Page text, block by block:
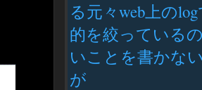
る元々web上の
的を絞っている
いことを書かな
が
ン ジェ